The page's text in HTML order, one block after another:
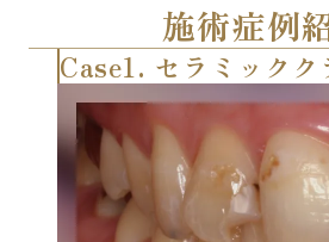
施術症例
Case1. セラミックク